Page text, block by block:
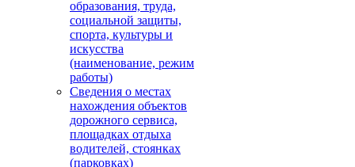
образования, труда,
социальной защиты,
спорта, культуры и
искусства
(наименование, режим
работы)
Сведения о местах
нахождения объектов
дорожного сервиса,
площадках отдыха
водителей, стоянках
(парковках)